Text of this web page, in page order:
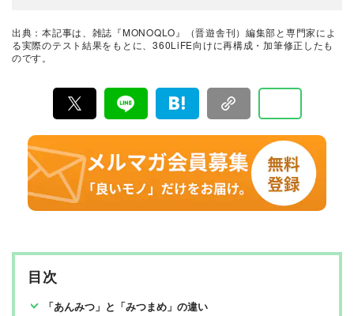
に良いモノ」だけを厳選して紹介。編集長・山田和樹を
中心に、11名以上の編集体制で日々の検証・記事制作を
出典：本記事は、雑誌『MONOQLO』（晋遊舎刊）編集部と専門家によ
る実際のテスト結果をもとに、360LiFE向けに再構成・加筆修正したも
のです。
目次
「あんみつ」と「みつまめ」の違い